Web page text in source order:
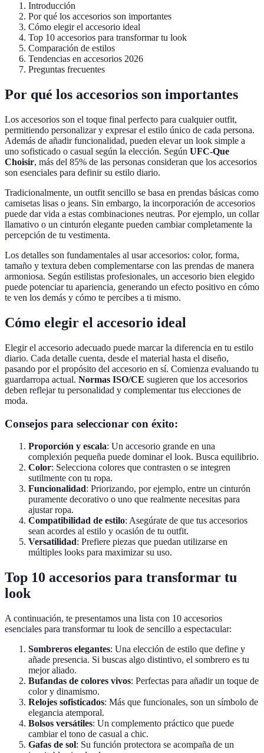
Introducción
Por qué los accesorios son importantes
Cómo elegir el accesorio ideal
Top 10 accesorios para transformar tu look
Comparación de estilos
Tendencias en accesorios 2026
Preguntas frecuentes
Por qué los accesorios son importantes
Los accesorios son el toque final perfecto para cualquier outfit,
permitiendo personalizar y expresar el estilo único de cada persona.
Además de añadir funcionalidad, pueden elevar un look simple a
uno sofisticado o casual según la elección. Según UFC-Que
Choisir, más del 85% de las personas consideran que los accesorios
son esenciales para definir su estilo diario.
Tradicionalmente, un outfit sencillo se basa en prendas básicas como
camisetas lisas o jeans. Sin embargo, la incorporación de accesorios
puede dar vida a estas combinaciones neutras. Por ejemplo, un collar
llamativo o un cinturón elegante pueden cambiar completamente la
percepción de tu vestimenta.
Los detalles son fundamentales al usar accesorios: color, forma,
tamaño y textura deben complementarse con las prendas de manera
armoniosa. Según estilistas profesionales, un accesorio bien elegido
puede potenciar tu apariencia, generando un efecto positivo en cómo
te ven los demás y cómo te percibes a ti mismo.
Cómo elegir el accesorio ideal
Elegir el accesorio adecuado puede marcar la diferencia en tu estilo
diario. Cada detalle cuenta, desde el material hasta el diseño,
pasando por el propósito del accesorio en sí. Comienza evaluando tu
guardarropa actual. Normas ISO/CE sugieren que los accesorios
deben reflejar tu personalidad y complementar tus elecciones de
moda.
Consejos para seleccionar con éxito:
Proporción y escala: Un accesorio grande en una
complexión pequeña puede dominar el look. Busca equilibrio.
Color: Selecciona colores que contrasten o se integren
sutilmente con tu ropa.
Funcionalidad: Priorizando, por ejemplo, entre un cinturón
puramente decorativo o uno que realmente necesitas para
ajustar ropa.
Compatibilidad de estilo: Asegúrate de que tus accesorios
sean acordes al estilo y ocasión de tu outfit.
Versatilidad: Prefiere piezas que puedan utilizarse en
múltiples looks para maximizar su uso.
Top 10 accesorios para transformar tu
look
A continuación, te presentamos una lista con 10 accesorios
esenciales para transformar tu look de sencillo a espectacular:
Sombreros elegantes: Una elección de estilo que define y
añade presencia. Si buscas algo distintivo, el sombrero es tu
mejor aliado.
Bufandas de colores vivos: Perfectas para añadir un toque de
color y dinamismo.
Relojes sofisticados: Más que funcionales, son un símbolo de
elegancia atemporal.
Bolsos versátiles: Un complemento práctico que puede
cambiar el tono de casual a chic.
Gafas de sol: Su función protectora se acompaña de un